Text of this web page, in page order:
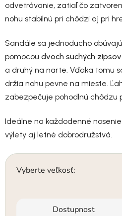
odvetrávanie, zatiaľ čo
nohu stabilnú pri chôdzi aj pri
Sandále sa jednoducho
pomocou dvoch suchých zipsov
a druhý na narte. Vďaka tomu
držia nohu pevne na mieste.
zabezpečuje pohodlnú chôdzu
Ideálne na každodenné
výlety aj letné dobrodružstvá.
Vyberte veľkosť:
Dostupnosť